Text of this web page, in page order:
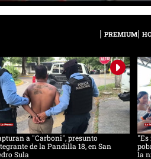
PREMIUM
a "Carboni", presunto
de la Pandilla 18, en San
Sula
la